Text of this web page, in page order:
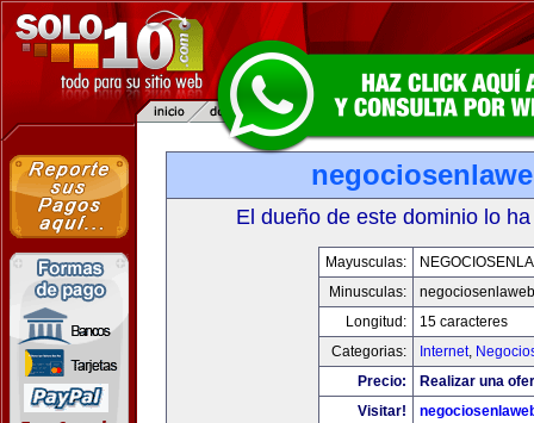
El dueño de este dominio lo
Mayusculas:
Minusculas:
Longitud:
15 caracteres
Categorias:
Internet,
Precio:
Realizar una
Visitar!